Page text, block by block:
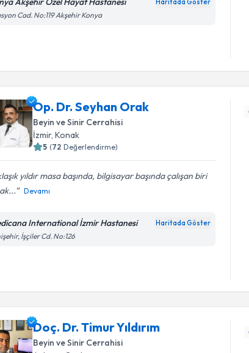
Haritada Göster
Cad. No:119 Akşehir Konya
Op. Dr. Seyhan Orak
Beyin ve Sinir Cerrahisi
İzmir,Konak
5 (72 Değerlendirme)
yıldır masa başında, bilgisayar başında çalışan biri
Devamı
International İzmir Hastanesi Haritada Göster
İşçiler Cd. No:126
Doç. Dr. Timur Yıldırım
Beyin ve Sinir Cerrahisi